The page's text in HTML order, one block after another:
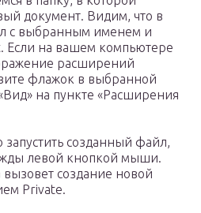
документ. Видим, что в
с выбранным именем и
Если на вашем компьютере
расширений
флажок в выбранной
на пункте «Расширения
созданный файл,
левой кнопкой мыши.
создание новой
Private.